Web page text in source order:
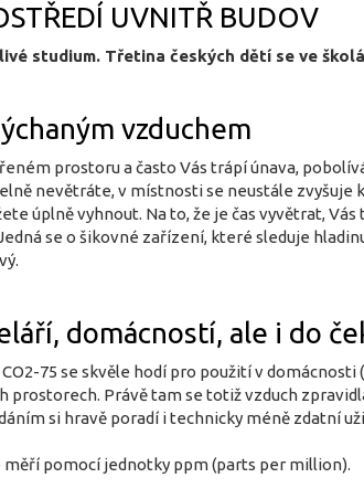
UVNITŘ BUDOV
studium. Třetina českých dětí se ve
vzduchem
prostoru a často Vás trápí únava,
nevětráte, v místnosti se neustále zvyšuje
úplně vyhnout. Na to, že je čas vyvětrat,
se o šikovné zařízení, které sleduje
domácností, ale i do
75 se skvěle hodí pro použití v
prostorech. Právě tam se totiž vzduch
si hravě poradí i technicky méně zdatní
měří pomocí jednotky ppm (parts per million).